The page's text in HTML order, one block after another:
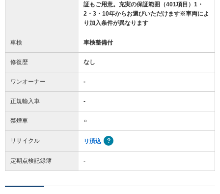
証もご用意。充実の保証範囲（401項目）1・
2・3・10年からお選びいただけます※車両によ
り加入条件が異なります
車検 車検整備付
修復歴 なし
ワンオーナー -
正規輸入車 -
禁煙車 ○
リサイクル リ済込
定期点検記録簿 -